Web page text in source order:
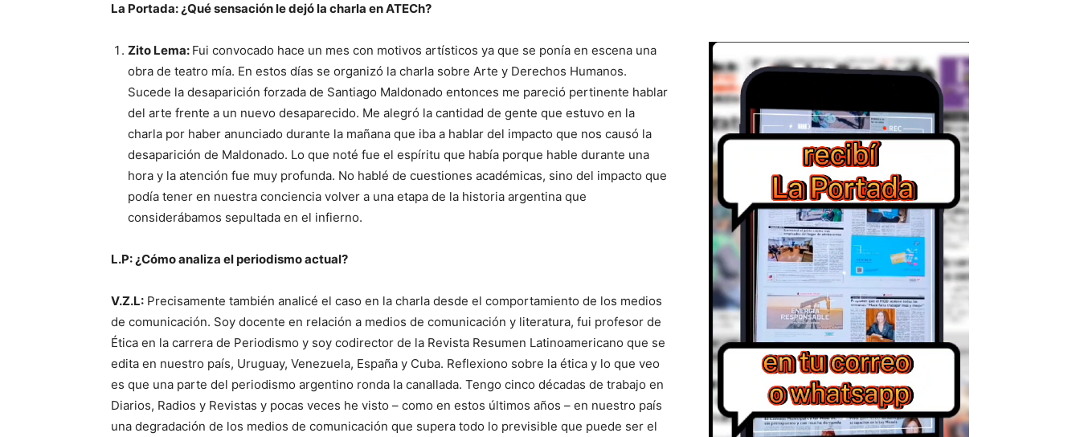
La Portada: ¿Qué sensación le dejó la charla en ATECh?
Zito Lema: Fui convocado hace un mes con motivos artísticos ya que se ponía en escena una
obra de teatro mía. En estos días se organizó la charla sobre Arte y Derechos Humanos.
Sucede la desaparición forzada de Santiago Maldonado entonces me pareció pertinente hablar
del arte frente a un nuevo desaparecido. Me alegró la cantidad de gente que estuvo en la
charla por haber anunciado durante la mañana que iba a hablar del impacto que nos causó la
desaparición de Maldonado. Lo que noté fue el espíritu que había porque hable durante una
hora y la atención fue muy profunda. No hablé de cuestiones académicas, sino del impacto que
podía tener en nuestra conciencia volver a una etapa de la historia argentina que
considerábamos sepultada en el infierno.
L.P: ¿Cómo analiza el periodismo actual?
V.Z.L: Precisamente también analicé el caso en la charla desde el comportamiento de los medios
de comunicación. Soy docente en relación a medios de comunicación y literatura, fui profesor de
Ética en la carrera de Periodismo y soy codirector de la Revista Resumen Latinoamericano que se
edita en nuestro país, Uruguay, Venezuela, España y Cuba. Reflexiono sobre la ética y lo que veo
es que una parte del periodismo argentino ronda la canallada. Tengo cinco décadas de trabajo en
Diarios, Radios y Revistas y pocas veces he visto – como en estos últimos años – en nuestro país
una degradación de los medios de comunicación que supera todo lo previsible que puede ser el